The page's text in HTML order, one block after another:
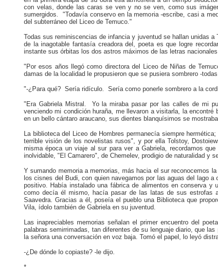
con velas, donde las caras se ven y no se ven, como sus
sumergidos. "Todavía conservo en la memoria -escribe, casi a
del subterráneo del Liceo de Temuco."
Todas sus reminiscencias de infancia y juventud se hallan unidas
de la inagotable fantasía creadora del, poeta es que logre
instante sus órbitas los dos astros máximos de las letras
"Por esos años llegó como directora del Liceo de Niñas de
damas de la localidad le propusieron que se pusiera sombrero -
"-¿Para qué? Sería ridículo. Sería como ponerle sombrero a la
"Era Gabriela Mistral. Yo la miraba pasar por las calles de mi
venciendo mi condición huraña, me llevaron a visitarla, la
en un bello cántaro araucano, sus dientes blanquísimos se
La biblioteca del Liceo de Hombres permanecía siempre
terrible visión de los novelistas rusos", y por ella Tolstoy,
misma época un viaje al sur para ver a Gabriela, recordamos
inolvidable, "El Camarero", de Chemelev, prodigio de naturalidad y
Y sumando memoria a memorias, más hacia el sur reconocemos
los cisnes del Budi, con quien navegamos por las aguas del lago
positivo. Había instalado una fábrica de alimentos en conserva
como decía él mismo, hacía pasar de las latas de sus estrofas
Saavedra. Gracias a él, poseía el pueblo una Biblioteca que
Vila, ídolo también de Gabriela en su juventud.
Las inapreciables memorias señalan el primer encuentro del
palabras semirrimadas, tan diferentes de su lenguaje diario, que
la señora una conversación en voz baja. Tomó el papel, lo leyó
-¿De dónde lo copiaste? -le dijo.
*